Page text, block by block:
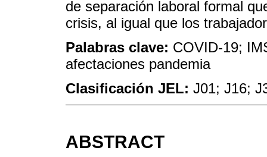
de separación laboral formal
crisis, al igual que los
Palabras clave: COVID-19;
afectaciones pandemia
Clasificación JEL: J01; J16;
ABSTRACT